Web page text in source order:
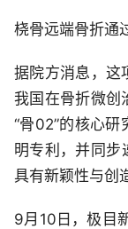
桡骨远端骨折通
据院方消息，这
我国在骨折微创
“骨02”的核心
明专利，并同步
具有新颖性与创
9月10日，极目